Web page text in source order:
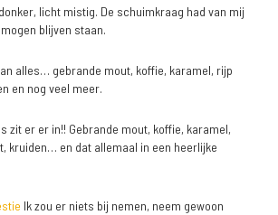
licht mistig. De schuimkraag had van mij
blijven staan.
alles… gebrande mout, koffie, karamel, rijp
en nog veel meer.
zit er er in!! Gebrande mout, koffie, karamel,
kruiden… en dat allemaal in een heerlijke
Ik zou er niets bij nemen, neem gewoon